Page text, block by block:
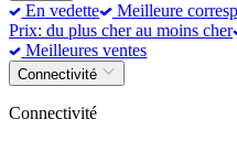
En vedette Meilleure
Prix: du plus cher au moins cher
Meilleures ventes
Connectivité
Connectivité